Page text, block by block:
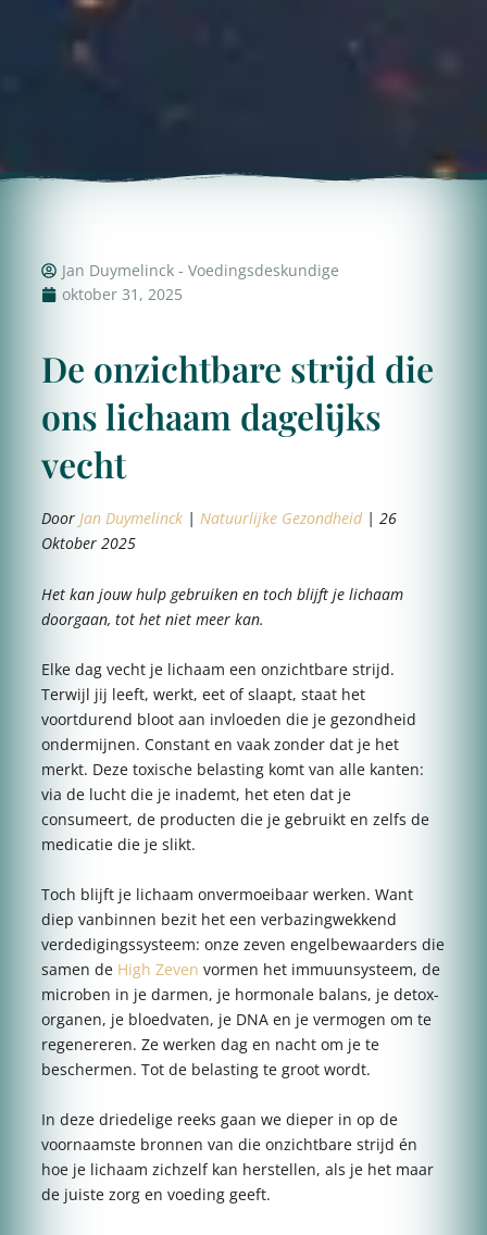
Jan Duymelinck - Voedingsdeskundige
oktober 31, 2025
De onzichtbare strijd die
ons lichaam dagelijks
vecht
Door Jan Duymelinck | Natuurlijke Gezondheid| 26
Oktober 2025
Het kan jouw hulp gebruiken en toch blijft je lichaam
doorgaan, tot het niet meer kan.
Elke dag vecht je lichaam een onzichtbare strijd.
Terwijl jij leeft, werkt, eet of slaapt, staat het
voortdurend bloot aan invloeden die je gezondheid
ondermijnen. Constant en vaak zonder dat je het
merkt. Deze toxische belasting komt van alle kanten:
via de lucht die je inademt, het eten dat je
consumeert, de producten die je gebruikt en zelfs de
medicatie die je slikt.
Toch blijft je lichaam onvermoeibaar werken. Want
diep vanbinnen bezit het een verbazingwekkend
verdedigingssysteem: onze zeven engelbewaarders die
samen de High Zeven vormen het immuunsysteem, de
microben in je darmen, je hormonale balans, je detox-
organen, je bloedvaten, je DNA en je vermogen om te
regenereren. Ze werken dag en nacht om je te
beschermen. Tot de belasting te groot wordt.
In deze driedelige reeks gaan we dieper in op de
voornaamste bronnen van die onzichtbare strijd én
hoe je lichaam zichzelf kan herstellen, als je het maar
de juiste zorg en voeding geeft.